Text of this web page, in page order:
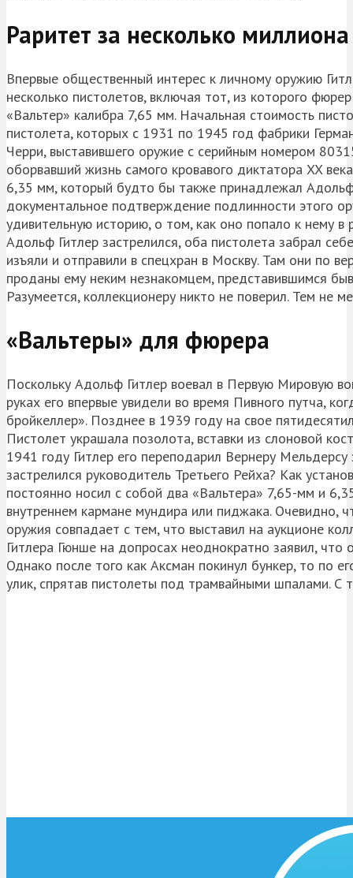
Раритет за несколько
Впервые общественный интерес к личному оружию
несколько пистолетов, включая тот, из которого
«Вальтер» калибра 7,65 мм. Начальная стоимость
пистолета, которых с 1931 по 1945 год фабрики
Черри, выставившего оружие с серийным номером
оборвавший жизнь самого кровавого диктатора XX
6,35 мм, который будто бы также принадлежал
документальное подтверждение подлинности этого
удивительную историю, о том, как оно попало к нему
Адольф Гитлер застрелился, оба пистолета забрал
изъяли и отправили в спецхран в Москву. Там они по
проданы ему неким незнакомцем, представившимся
Разумеется, коллекционеру никто не поверил. Тем не
«Вальтеры» для фюрера
Поскольку Адольф Гитлер воевал в Первую Мировую
руках его впервые увидели во время Пивного путча,
бройкеллер». Позднее в 1939 году на свое
Пистолет украшала позолота, вставки из слоновой
1941 году Гитлер его переподарил Вернеру
застрелился руководитель Третьего Рейха? Как
постоянно носил с собой два «Вальтера» 7,65-мм и
внутреннем кармане мундира или пиджака. Очевидно,
оружия совпадает с тем, что выставил на аукционе
Гитлера Гюнше на допросах неоднократно заявил,
Однако после того как Аксман покинул бункер, то по
улик, спрятав пистолеты под трамвайными шпалами. С